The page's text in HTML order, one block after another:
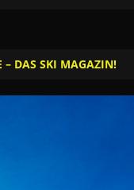
– DAS SKI MAGAZIN!